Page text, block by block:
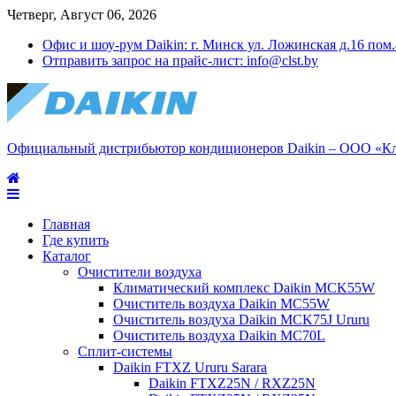
Четверг, Август 06, 2026
Офис и шоу-рум Daikin: г. Минск ул. Ложинская д.16
Отправить запрос на прайс-лист: info@clst.by
Официальный дистрибьютор кондиционеров Daikin – ООО
Главная
Где купить
Каталог
Очистители воздуха
Климатический комплекс Daikin MCK55W
Очиститель воздуха Daikin MC55W
Очиститель воздуха Daikin MCK75J Ururu
Очиститель воздуха Daikin MC70L
Сплит-системы
Daikin FTXZ Ururu Sarara
Daikin FTXZ25N / RXZ25N